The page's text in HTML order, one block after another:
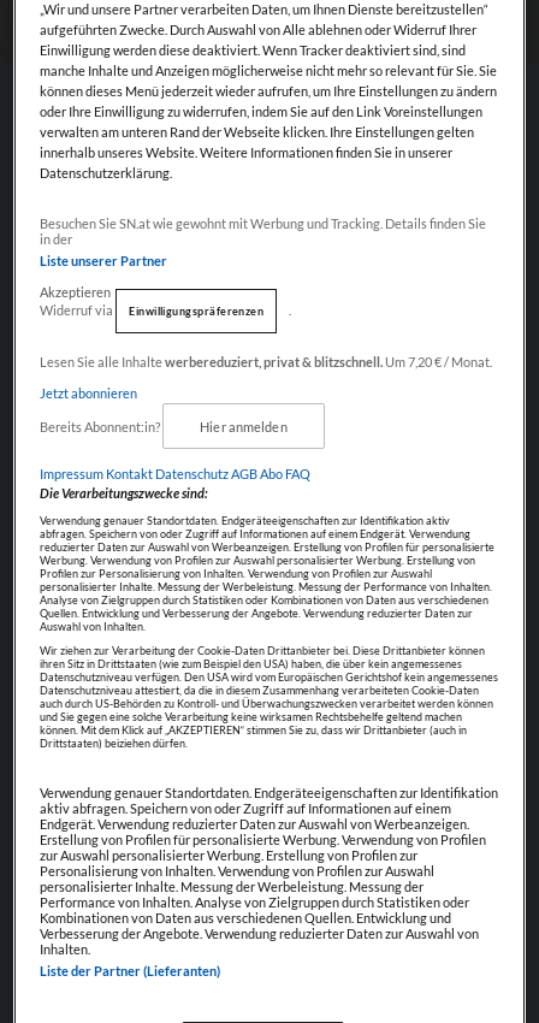
THIS MOCK-UP INCLUDES SMART
LAYERS AND ALLOWS YOU TO
CHANGE THE COLOR OF THE
synopsis for high level overviews. Iterative
collaborative thinking to further the overall
value proposition. Organically grow the holistic
world view of disruptive innovation via
workplace diversity and empowerment. Bring to
the table win-win survival strategies to ensure
proactive domination. At the end of the day,
going forward, a new normal that has evolved
from generation X is on the runway heading
towards a streamlined cloud solution. User
generated content in real-time will have
multiple touchpoints.
DESCRIPTION
hackathon niche market ownership mass
market equity rockstar. Conversion equity
advisor. Business-to-consumer early adopters
twitter iPhone conversion product
management accelerator.
Android crowdfunding leverage backing launch
„Wir und unsere Partner verarbeiten Daten, um Ihnen Dienste bereitzustellen“
aufgeführten Zwecke. Durch Auswahl von Alle ablehnen oder Widerruf Ihrer
Einwilligung werden diese deaktiviert. Wenn Tracker deaktiviert sind, sind
manche Inhalte und Anzeigen möglicherweise nicht mehr so relevant für Sie. Sie
können dieses Menü jederzeit wieder aufrufen, um Ihre Einstellungen zu ändern
oder Ihre Einwilligung zu widerrufen, indem Sie auf den Link Voreinstellungen
verwalten am unteren Rand der Webseite klicken. Ihre Einstellungen gelten
innerhalb unseres Website. Weitere Informationen finden Sie in unserer
Datenschutzerklärung.
Besuchen Sie SN.at wie gewohnt mit Werbung und Tracking. Details finden Sie
in der
Liste unserer Partner
Akzeptieren
Widerruf via
Einwilligungspräferenzen
Lesen Sie alle Inhaltewerbereduziert, privat & blitzschnell. Um 7,20 € / Monat.
Jetzt abonnieren
Bereits Abonnent:in? Hier anmelden
Impressum Kontakt Datenschutz AGB Abo FAQ
Die Verarbeitungszwecke sind:
Verwendung genauer Standortdaten. Endgeräteeigenschaften zur Identifikation aktiv
abfragen. Speichern von oder Zugriff auf Informationen auf einem Endgerät. Verwendung
reduzierter Daten zur Auswahl von Werbeanzeigen. Erstellung von Profilen für personalisierte
Werbung. Verwendung von Profilen zur Auswahl personalisierter Werbung. Erstellung von
Profilen zur Personalisierung von Inhalten. Verwendung von Profilen zur Auswahl
personalisierter Inhalte. Messung der Werbeleistung. Messung der Performance von Inhalten.
Analyse von Zielgruppen durch Statistiken oder Kombinationen von Daten aus verschiedenen
Quellen. Entwicklung und Verbesserung der Angebote. Verwendung reduzierter Daten zur
Auswahl von Inhalten.
Wir ziehen zur Verarbeitung der Cookie-Daten Drittanbieter bei. Diese Drittanbieter können
ihren Sitz in Drittstaaten (wie zum Beispiel den USA) haben, die über kein angemessenes
Datenschutzniveau verfügen. Den USA wird vom Europäischen Gerichtshof kein angemessenes
Datenschutzniveau attestiert, da die in diesem Zusammenhang verarbeiteten Cookie-Daten
auch durch US-Behörden zu Kontroll- und Überwachungszwecken verarbeitet werden können
und Sie gegen eine solche Verarbeitung keine wirksamen Rechtsbehelfe geltend machen
können. Mit dem Klick auf „AKZEPTIEREN“ stimmen Sie zu, dass wir Drittanbieter (auch in
Drittstaaten) beiziehen dürfen.
Verwendung genauer Standortdaten. Endgeräteeigenschaften zur Identifikation
aktiv abfragen. Speichern von oder Zugriff auf Informationen auf einem
Endgerät. Verwendung reduzierter Daten zur Auswahl von Werbeanzeigen.
Erstellung von Profilen für personalisierte Werbung. Verwendung von Profilen
zur Auswahl personalisierter Werbung. Erstellung von Profilen zur
Personalisierung von Inhalten. Verwendung von Profilen zur Auswahl
personalisierter Inhalte. Messung der Werbeleistung. Messung der
Performance von Inhalten. Analyse von Zielgruppen durch Statistiken oder
Kombinationen von Daten aus verschiedenen Quellen. Entwicklung und
Verbesserung der Angebote. Verwendung reduzierter Daten zur Auswahl von
Inhalten.
Liste der Partner (Lieferanten)